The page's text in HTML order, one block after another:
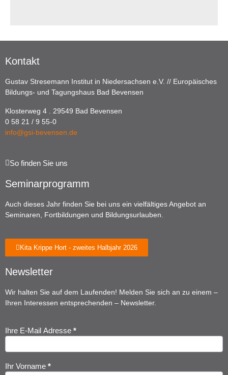
Kontakt
Gustav Stresemann Institut in Niedersachsen e.V. // Europäisches
Bildungs- und Tagungshaus Bad Bevensen
Klosterweg 4 . 29549 Bad Bevensen
0 58 21 / 9 55-0
info@gsi-bevensen.de
So finden Sie uns
Seminarprogramm
Auch dieses Jahr finden Sie bei uns ein vielfältiges Angebot an
Seminaren, Fortbildungen und Bildungsurlauben.
Kita Krippe Hort - zweites Halbjahr 2026
Newsletter
Wir halten Sie auf dem Laufenden! Melden Sie sich an zu einem –
Ihren Interessen entsprechenden – Newsletter.
Newsletter
Anmeldung
Ihre E-Mail Adresse *
Ihr Vorname *